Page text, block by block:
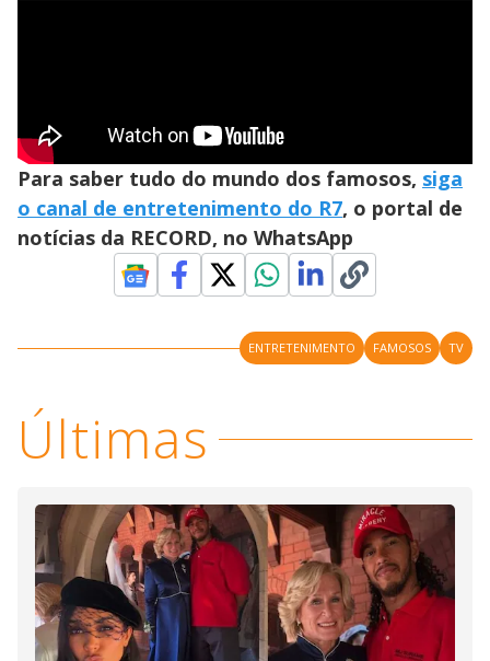
Para saber tudo do mundo dos famosos, siga
o canal de entretenimento do R7, o portal de
notícias da RECORD, no WhatsApp
ENTRETENIMENTO FAMOSOS TV
Últimas